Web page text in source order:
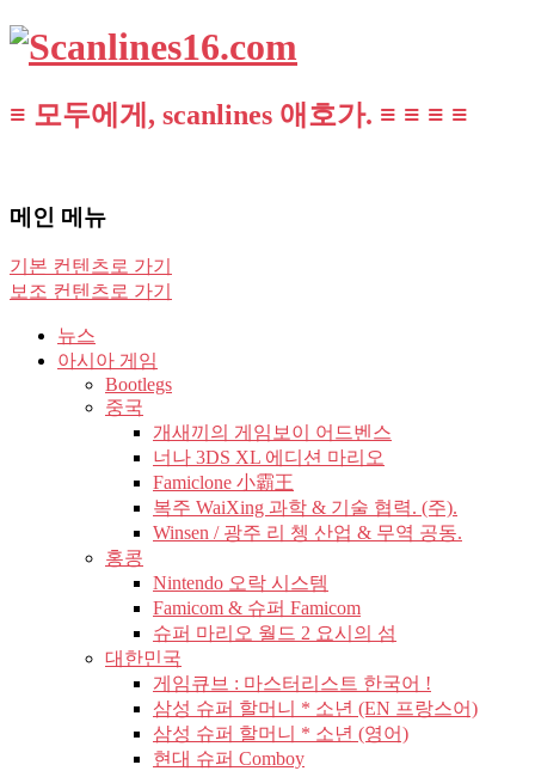
≡ 모두에게, scanlines 애호가. ≡ ≡ ≡ ≡
메인 메뉴
기본 컨텐츠로 가기
보조 컨텐츠로 가기
뉴스
아시아 게임
Bootlegs
중국
개새끼의 게임보이 어드벤스
너나 3DS XL 에디션 마리오
Famiclone 小霸王
복주 WaiXing 과학 & 기술 협력. (주).
Winsen / 광주 리 쳉 산업 & 무역 공동.
홍콩
Nintendo 오락 시스템
Famicom & 슈퍼 Famicom
슈퍼 마리오 월드 2 요시의 섬
대한민국
게임큐브 : 마스터리스트 한국어 !
삼성 슈퍼 할머니 * 소년 (EN 프랑스어)
삼성 슈퍼 할머니 * 소년 (영어)
현대 슈퍼 Comboy